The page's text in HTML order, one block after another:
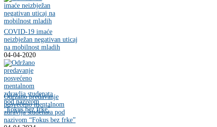
COVID-19 imaće
neizbježan negativan uticaj
na mobilnost mladih
04-04-2020
Održano predavanje
posvećeno mentalnom
zdravlja studenata pod
nazivom “Fokus bez frke”